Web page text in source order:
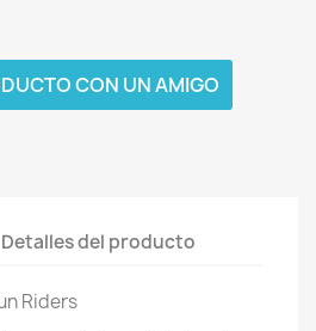
CON UN AMIGO
Detalles del producto
Riders